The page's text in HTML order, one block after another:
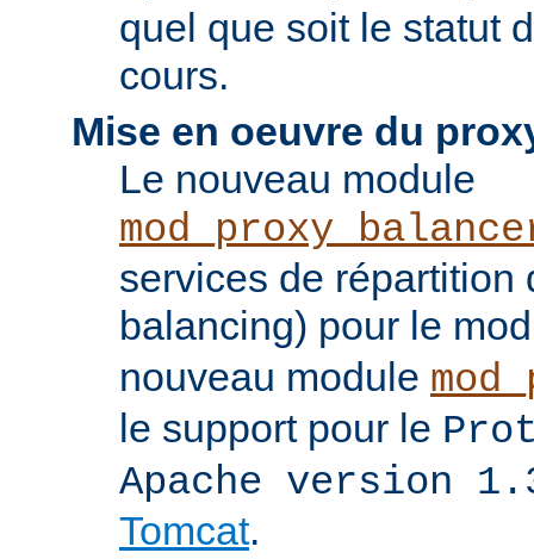
quel que soit le statut
cours.
Mise en oeuvre du
Le nouveau module
services de répartition
balancing) pour le
nouveau module
le support pour le
Apache version
Tomcat.